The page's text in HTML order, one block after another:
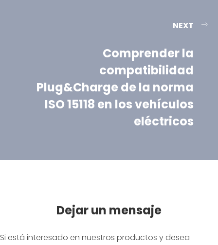
NEXT
Comprender la
compatibilidad
Plug&Charge de la norma
ISO 15118 en los vehículos
eléctricos
Dejar un mensaje
Si está interesado en nuestros productos y desea